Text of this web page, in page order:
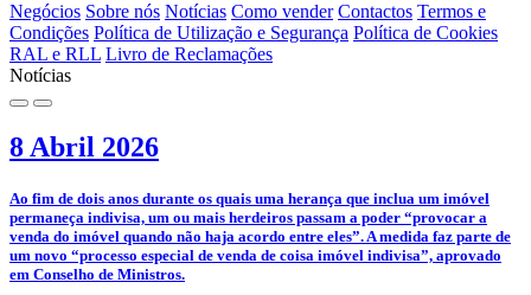
Negócios Sobre nós Notícias Como vender Contactos Termos e
Condições Política de Utilização e Segurança Política de Cookies
RAL e RLL Livro de Reclamações
Notícias
8 Abril 2026
­Ao fim de dois anos durante os quais uma herança que inclua um imóvel
permaneça indivisa, um ou mais herdeiros passam a poder “provocar a
venda do imóvel quando não haja acordo entre eles”. A medida faz parte de
um novo “processo especial de venda de coisa imóvel indivisa”, aprovado
em Conselho de Ministros.